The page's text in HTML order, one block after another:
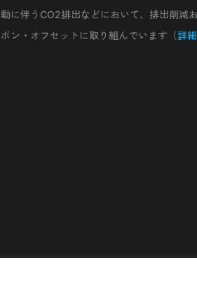
動に伴うCO2排出などにおいて、排出削減
ボン・オフセットに取り組んでいます（詳細